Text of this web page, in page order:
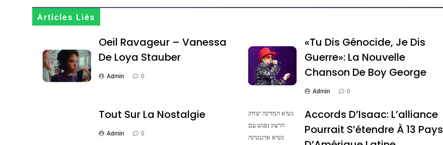
Articles Liés
Oeil Ravageur – Vanessa
De Loya Stauber
Admin 0
«Tu Dis Génocide, Je Dis
Guerre»: La Nouvelle
Chanson De Boy George
Admin 0
Tout Sur La Nostalgie
Admin 0
נשיא המדינה יצחק
הרצוג נפגש עם
נשיא ארגנטינה
Accords D’Isaac: L’alliance
Pourrait S’étendre À 13 Pays
Terroir
Oeil Ravageur – Vanessa De Loya Stauber